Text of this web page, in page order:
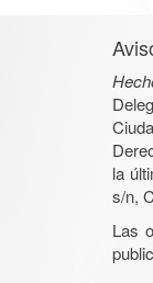
la
s/n,
Las